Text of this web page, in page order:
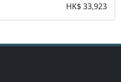
HK$ 33,923